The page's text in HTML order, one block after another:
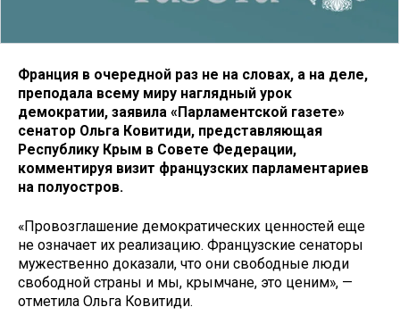
Франция в очередной раз не на словах, а на деле,
преподала всему миру наглядный урок
демократии, заявила «Парламентской газете»
сенатор Ольга Ковитиди, представляющая
Республику Крым в Совете Федерации,
комментируя визит французских парламентариев
на полуостров.
«Провозглашение демократических ценностей еще
не означает их реализацию. Французские сенаторы
мужественно доказали, что они свободные люди
свободной страны и мы, крымчане, это ценим», —
отметила Ольга Ковитиди.